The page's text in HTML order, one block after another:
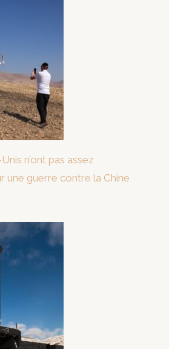
n’ont pas assez
une guerre contre la Chine